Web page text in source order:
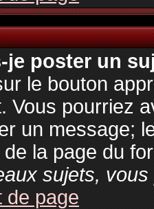
je poster un
le bouton
Vous pourriez
un message;
la page du
sujets,
de page